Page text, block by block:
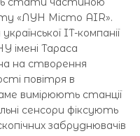
«ЛУН Місто AIR».
IT-компанії
імені Тараса
на створення
повітря в
вимірюють станції
сенсори фіксують
забруднювачів